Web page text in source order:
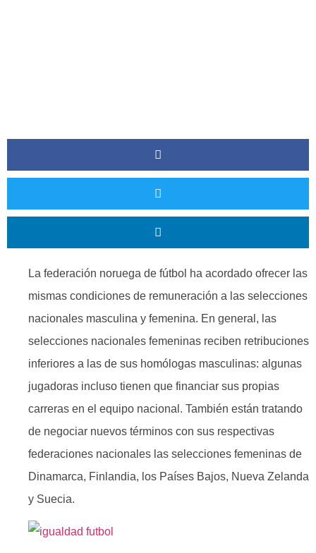
La federación noruega de fútbol ha acordado ofrecer las
mismas condiciones de remuneración a las selecciones
nacionales masculina y femenina. En general, las
selecciones nacionales femeninas reciben retribuciones
inferiores a las de sus homólogas masculinas: algunas
jugadoras incluso tienen que financiar sus propias
carreras en el equipo nacional. También están tratando
de negociar nuevos términos con sus respectivas
federaciones nacionales las selecciones femeninas de
Dinamarca, Finlandia, los Países Bajos, Nueva Zelanda
y Suecia.